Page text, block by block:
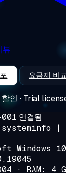
뷰
요금제 비
할인 · Trial
연결됨
systeminfo
Windows
· RAM: 4